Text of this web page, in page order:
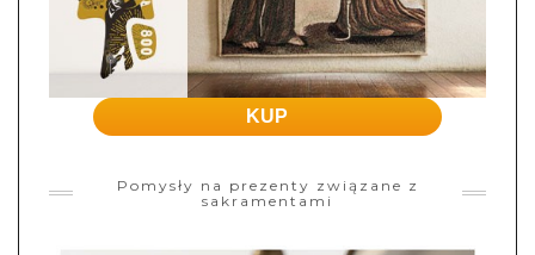
KUP
Pomysły na prezenty związane z
sakramentami